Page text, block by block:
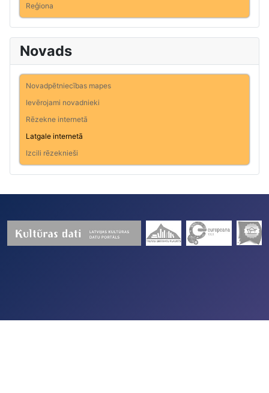
Reģiona
Novads
Novadpētniecības mapes
Ievērojami novadnieki
Rēzekne internetā
Latgale internetā
Izcili rēzeknieši